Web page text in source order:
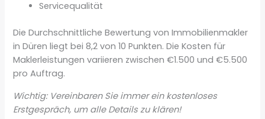
Servicequalität
Die Durchschnittliche Bewertung von Immobilienmakler
in Düren liegt bei 8,2 von 10 Punkten. Die Kosten für
Maklerleistungen variieren zwischen €1.500 und €5.500
pro Auftrag.
Wichtig: Vereinbaren Sie immer ein kostenloses
Erstgespräch, um alle Details zu klären!